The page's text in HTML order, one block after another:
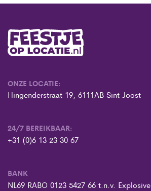
ONZE LOCATIE:
Hingenderstraat 19, 6111AB Sint Joost
24/7 BEREIKBAAR:
+31 (0)6 13 23 30 67
BANK
NL69 RABO 0123 5427 66 t.n.v. Explosive